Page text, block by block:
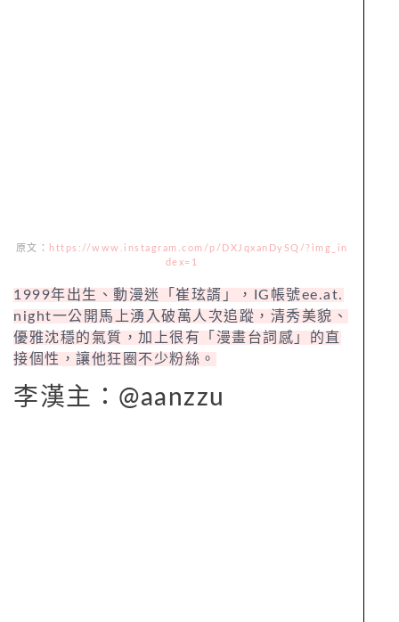
原文：
https://www.instagram.com/p/DXJqxanDySQ/?img_in
dex=1
1999年出生、動漫迷「崔玹諝」，IG帳號ee.at.
night一公開馬上湧入破萬人次追蹤，清秀美貌、
優雅沈穩的氣質，加上很有「漫畫台詞感」的直
接個性，讓他狂圈不少粉絲。
李漢主：@aanzzu